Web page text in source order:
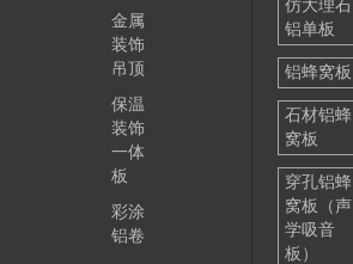
金属
装饰
吊顶
保温
装饰
一体
板
彩涂
铝卷
仿大理石
铝单板
铝蜂窝板
石材铝蜂
窝板
穿孔铝蜂
窝板（声
学吸音
板）